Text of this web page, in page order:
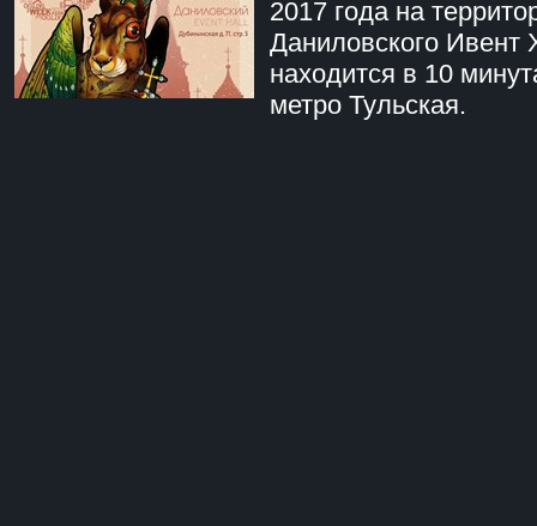
2017 года на
Даниловского Ивент
находится в 10
метро Тульская.